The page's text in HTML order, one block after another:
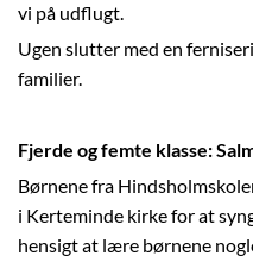
vi på udflugt.
Ugen slutter med en
familier.
Fjerde og femte klasse:
Børnene fra
i Kerteminde kirke for at
hensigt at lære børnene